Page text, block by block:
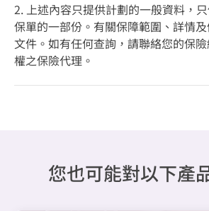
2. 上述內容只提供計劃的一般資料，
保單的一部份。有關保障範圍、詳情
文件。如有任何查詢，請聯絡您的保
權之保險代理。
您也可能對以下產